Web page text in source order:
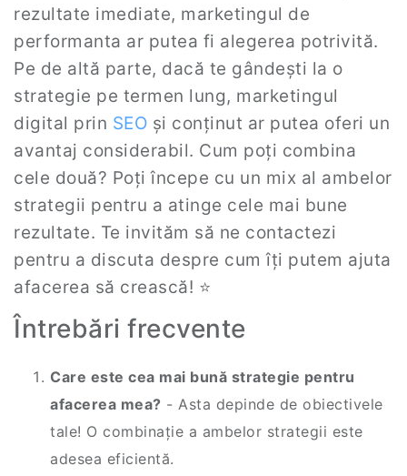
rezultate imediate, marketingul de
performanta ar putea fi alegerea potrivită.
Pe de altă parte, dacă te gândești la o
strategie pe termen lung, marketingul
digital prin SEO și conținut ar putea oferi un
avantaj considerabil. Cum poți combina
cele două? Poți începe cu un mix al ambelor
strategii pentru a atinge cele mai bune
rezultate. Te invităm să ne contactezi
pentru a discuta despre cum îți putem ajuta
afacerea să crească! ⭐
Întrebări frecvente
Care este cea mai bună strategie pentru
afacerea mea? - Asta depinde de obiectivele
tale! O combinație a ambelor strategii este
adesea eficientă.